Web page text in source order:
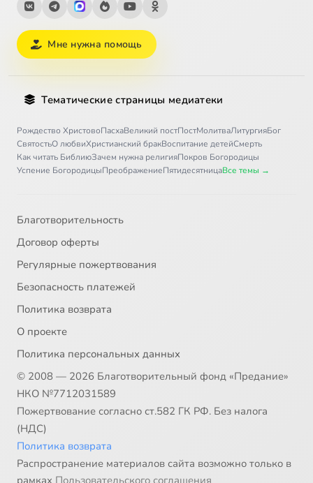
Мне нужна помощь
Тематические страницы медиатеки
Рождество ХристовоПасхаВеликий постПостМолитваЛитургияБог
СвятостьО любвиХристианский бракВоспитание детейСмерть
Как читать БиблиюЗачем нужна религияПокров Богородицы
Успение БогородицыПреображениеПятидесятницаВсе темы →
Благотворительность
Договор оферты
Регулярные пожертвования
Безопасность платежей
Политика возврата
О проекте
Политика персональных данных
© 2008 — 2026 Благотворительный фонд «Предание»
НКО №7712031589
Пожертвование согласно ст.582 ГК РФ. Без налога
(НДС)
Политика возврата
Распространение материалов сайта возможно только в